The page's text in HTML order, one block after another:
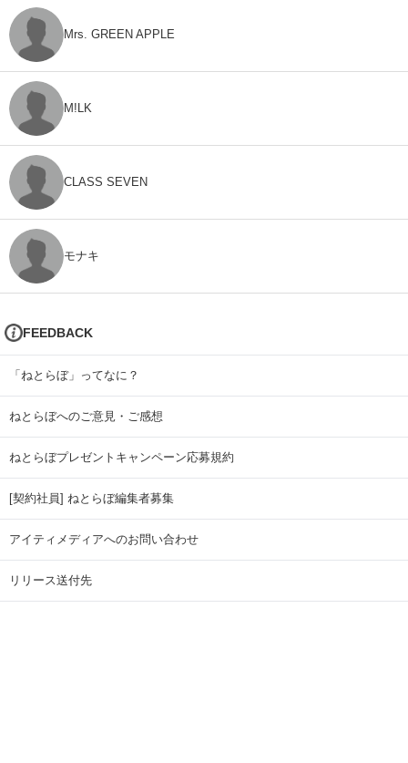
Mrs. GREEN APPLE
M!LK
CLASS SEVEN
モナキ
FEEDBACK
「ねとらぼ」ってなに？
ねとらぼへのご意見・ご感想
ねとらぼプレゼントキャンペーン応募規約
[契約社員] ねとらぼ編集者募集
アイティメディアへのお問い合わせ
リリース送付先